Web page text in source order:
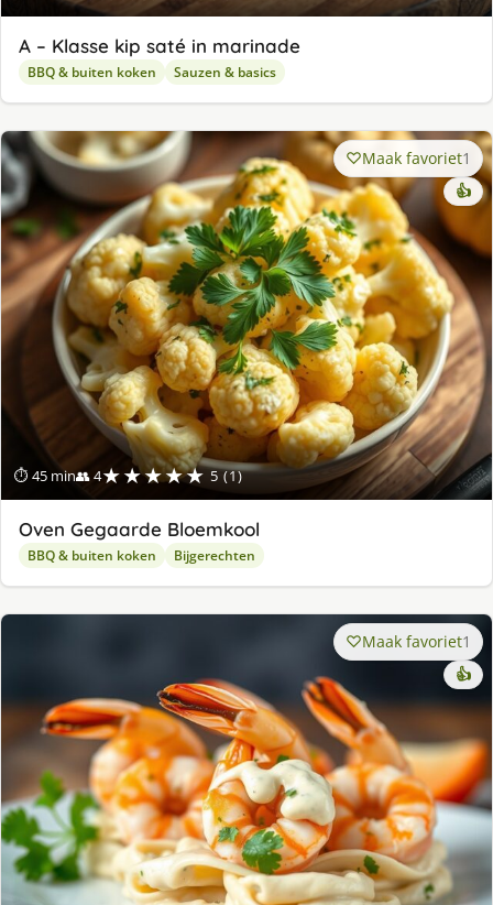
A – Klasse kip saté in marinade
BBQ & buiten koken Sauzen & basics
⏱ 45 min👥 4★★★★★ 5 (1)
Maak favoriet1
👍
Oven Gegaarde Bloemkool
BBQ & buiten koken Bijgerechten
Maak favoriet1
👍